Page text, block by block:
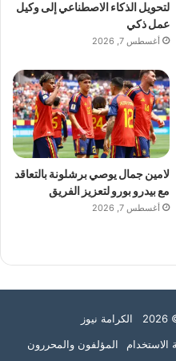
لتحويل الذكاء الاصطناعي إلى وكيل
عمل ذكي
أغسطس 7, 2026
لامين جمال يوصي برشلونة بالتعاقد
مع بيدرو بورو لتعزيز الفريق
أغسطس 7, 2026
الاستخدام المؤلفون والمحررون